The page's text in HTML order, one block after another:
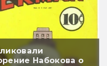
Набокова о